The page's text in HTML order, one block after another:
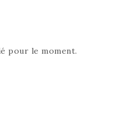
pour le moment.